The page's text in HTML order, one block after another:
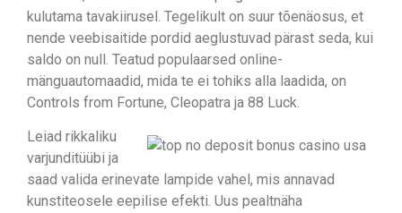
kulutama tavakiirusel. Tegelikult on suur tõenäosus, et
nende veebisaitide pordid aeglustuvad pärast seda, kui
saldo on null. Teatud populaarsed online-
mänguautomaadid, mida te ei tohiks alla laadida, on
Controls from Fortune, Cleopatra ja 88 Luck.
Leiad rikkaliku
varjunditüübi ja
saad valida erinevate lampide vahel, mis annavad
kunstiteosele eepilise efekti. Uus pealtnäha